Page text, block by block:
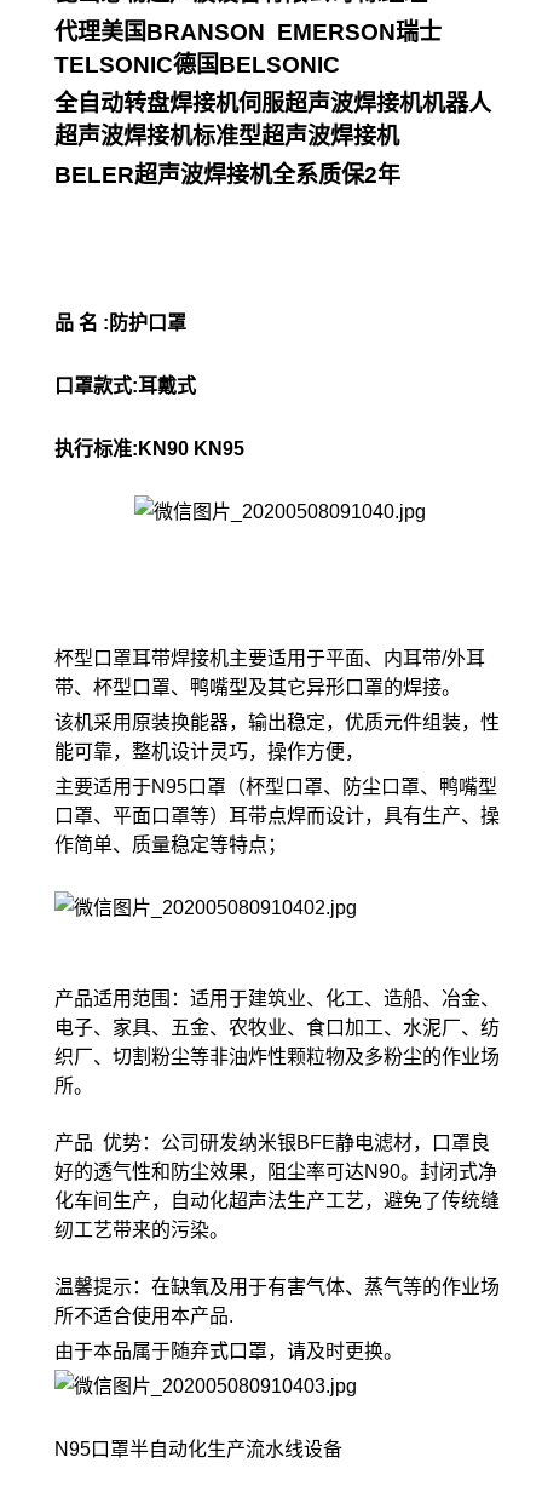
代理美国BRANSON EMERSON瑞士
TELSONIC德国BELSONIC
全自动转盘焊接机伺服超声波焊接机机器人
超声波焊接机标准型超声波焊接机
BELER超声波焊接机全系质保2年
品 名 :防护口罩
口罩款式:耳戴式
执行标准:KN90 KN95
杯型口罩耳带焊接机主要适用于平面、内耳带/外耳
带、杯型口罩、鸭嘴型及其它异形口罩的焊接。
该机采用原装换能器，输出稳定，优质元件组装，性
能可靠，整机设计灵巧，操作方便，
主要适用于N95口罩（杯型口罩、防尘口罩、鸭嘴型
口罩、平面口罩等）耳带点焊而设计，具有生产、操
作简单、质量稳定等特点；
产品适用范围：适用于建筑业、化工、造船、冶金、
电子、家具、五金、农牧业、食口加工、水泥厂、纺
织厂、切割粉尘等非油炸性颗粒物及多粉尘的作业场
所。
产品 优势：公司研发纳米银BFE静电滤材，口罩良
好的透气性和防尘效果，阻尘率可达N90。封闭式净
化车间生产，自动化超声法生产工艺，避免了传统缝
纫工艺带来的污染。
温馨提示：在缺氧及用于有害气体、蒸气等的作业场
所不适合使用本产品.
由于本品属于随弃式口罩，请及时更换。
N95口罩半自动化生产流水线设备